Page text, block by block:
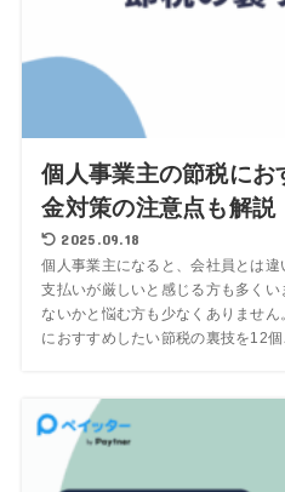
個人事業主の節税に
金対策の注意点も解説
2025.09.18
個人事業主になると、会社員とは違
支払いが厳しいと感じる方も多く
ないかと悩む方も少なくありませ
におすすめしたい節税の裏技を12個